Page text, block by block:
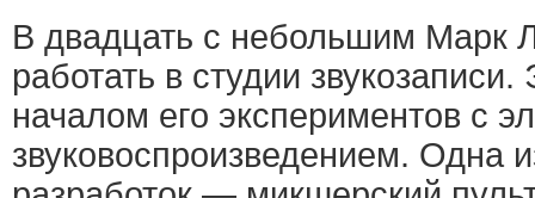
В двадцать с небольшим Марк
работать в студии
началом его экспериментов с
звуковоспроизведением. Одна